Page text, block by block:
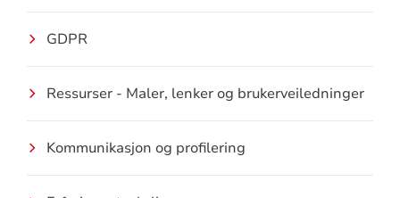
GDPR
Ressurser - Maler, lenker og brukerveiledninger
Kommunikasjon og profilering